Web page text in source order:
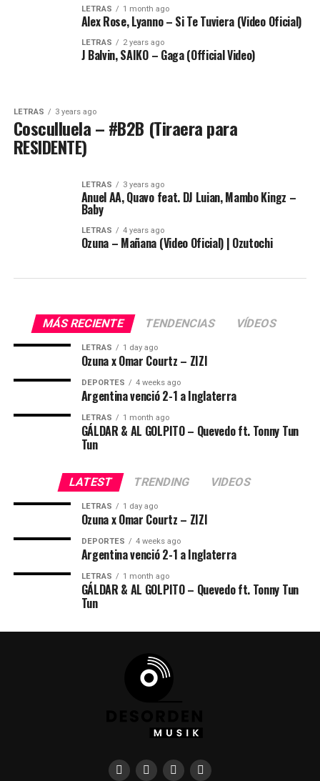
LETRAS 1 month ago
Alex Rose, Lyanno – Si Te Tuviera (Video Oficial)
LETRAS 2 years ago
J Balvin, SAIKO – Gaga (Official Video)
LETRAS 3 years ago
Cosculluela – #B2B (Tiraera para
RESIDENTE)
LETRAS 3 years ago
Anuel AA, Quavo feat. DJ Luian, Mambo Kingz –
Baby
LETRAS 4 years ago
Ozuna – Mañana (Video Oficial) | Ozutochi
MÁS RECIENTE TENDENCIAS VÍDEOS
LETRAS 1 day ago
Ozuna x Omar Courtz – ZIZI
DEPORTES 4 weeks ago
Argentina venció 2-1 a Inglaterra
LETRAS 1 month ago
GÁLDAR & AL GOLPITO – Quevedo ft. Tonny Tun
Tun
LATEST TRENDING VIDEOS
LETRAS 1 day ago
Ozuna x Omar Courtz – ZIZI
DEPORTES 4 weeks ago
Argentina venció 2-1 a Inglaterra
LETRAS 1 month ago
GÁLDAR & AL GOLPITO – Quevedo ft. Tonny Tun
Tun